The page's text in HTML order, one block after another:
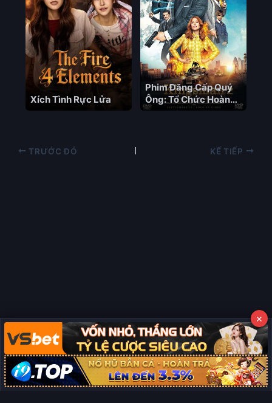
Xích Tình Rực Lửa
Phim Đăng Cấp Quý
Ông: Tổ Chức Hoàng
Kim
TRƯỚC ĐÓ KẾ TIẾP
Copyright © 2026 Phim Full HD
×